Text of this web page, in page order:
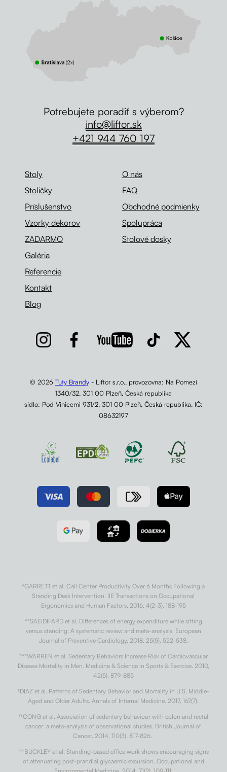
Stoly
Stoličky
Príslušenstvo
Vzorky dekorov
ZADARMO
Galéria
Referencie
Kontakt
Blog
O nás
FAQ
Obchodné podmienky
Spolupráca
Stolové dosky
Potrebujete poradiť s výberom?
info@liftor.sk
+421 944 760 197
© 2026 Tuty Brandy- Liftor s.r.o., provozovna: Na Pomezí
1340/32, 301 00 Plzeň, Česká republika
sídlo: Pod Vinicemi 931/2, 301 00 Plzeň, Česká republika, IČ:
08632197
*GARRETT et al. Call Center Productivity Over 6 Months Following a
Standing Desk Intervention. IIE Transactions on Occupational
Ergonomics and Human Factors. 2016, 4(2-3), 188-195
**SAEIDIFARD et al. Differences of energy expenditure while sitting
versus standing: A systematic review and meta-analysis. European
Journal of Preventive Cardiology. 2018, 25(5), 522-538.
***WARREN et al. Sedentary Behaviors Increase Risk of Cardiovascular
Disease Mortality in Men. Medicine & Science in Sports & Exercise. 2010,
42(5), 879-885
†DIAZ et al. Patterns of Sedentary Behavior and Mortality in U.S. Middle-
Aged and Older Adults. Annals of Internal Medicine. 2017, 167(7).
††CONG et al. Association of sedentary behaviour with colon and rectal
cancer: a meta-analysis of observational studies. British Journal of
Cancer. 2014, 110(3), 817-826.
†††BUCKLEY et al. Standing-based office work shows encouraging signs
of attenuating post-prandial glycaemic excursion. Occupational and